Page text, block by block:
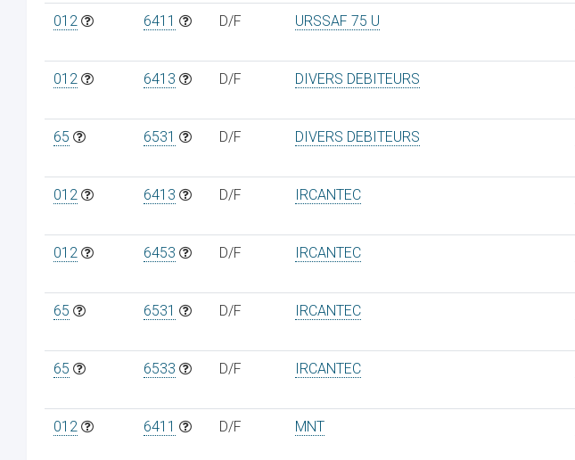
012 6411 D/F URSSAF 75 U
012 6413 D/F DIVERS DEBITEURS
65 6531 D/F DIVERS DEBITEURS
012 6413 D/F IRCANTEC
012 6453 D/F IRCANTEC
65 6531 D/F IRCANTEC
65 6533 D/F IRCANTEC
012 6411 D/F MNT